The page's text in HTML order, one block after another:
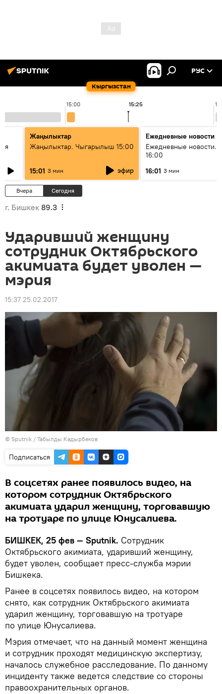
Кыргызстан
РУС
15:00 15:25
Жаңылыктар
Жаңылыктар. Чыгарылыш 15:00
15:01 3 мин эфир
Ежедневные новости
Ежедневные новости.
16:00
16:01 3 мин
Вчера Сегодня
г. Бишкек 89.3
Ударивший женщину
сотрудник Октябрьского
акимиата будет уволен —
мэрия
15:37 25.02.2017
© Sputnik / Табылды Кадырбеков
Подписаться
В соцсетях ранее появилось видео, на
котором сотрудник Октябрьского
акимиата ударил женщину, торговавшую
на тротуаре по улице Юнусалиева.
БИШКЕК, 25 фев — Sputnik. Сотрудник
Октябрьского акимиата, ударивший женщину,
будет уволен, сообщает пресс-служба мэрии
Бишкека.
Ранее в соцсетях появилось видео, на котором
снято, как сотрудник Октябрьского акимиата
ударил женщину, торговавшую на тротуаре
по улице Юнусалиева.
Мэрия отмечает, что на данный момент женщина
и сотрудник проходят медицинскую экспертизу,
началось служебное расследование. По данному
инциденту также ведется следствие со стороны
правоохранительных органов.